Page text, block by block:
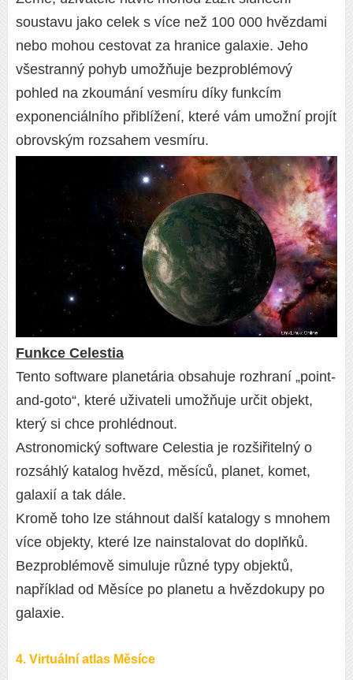
soustavu jako celek s více než 100 000 hvězdami
nebo mohou cestovat za hranice galaxie. Jeho
všestranný pohyb umožňuje bezproblémový
pohled na zkoumání vesmíru díky funkcím
exponenciálního přiblížení, které vám umožní projít
obrovským rozsahem vesmíru.
Funkce Celestia
Tento software planetária obsahuje rozhraní „point-
and-goto“, které uživateli umožňuje určit objekt,
který si chce prohlédnout.
Astronomický software Celestia je rozšiřitelný o
rozsáhlý katalog hvězd, měsíců, planet, komet,
galaxií a tak dále.
Kromě toho lze stáhnout další katalogy s mnohem
více objekty, které lze nainstalovat do doplňků.
Bezproblémově simuluje různé typy objektů,
například od Měsíce po planetu a hvězdokupy po
galaxie.
4. Virtuální atlas Měsíce